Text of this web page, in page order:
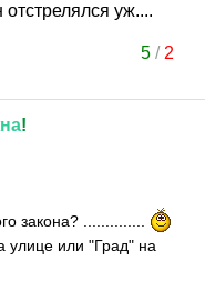
уж....
5/ 2
!
закона? ..............
улице или "Град" на